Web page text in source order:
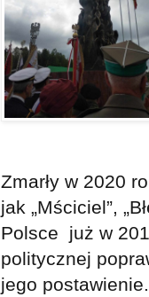
Zmarły w 2020
jak „Mściciel”,
Polsce już w
politycznej
jego